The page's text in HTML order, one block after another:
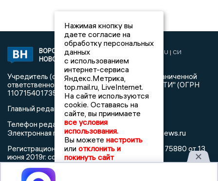
ВОРОНЕЖСКИЕ
НОВОСТИ
2019 © VORONEZHNEWS.RU | СИ
«Воронежские новости»
Учредитель (соучредители): Общество с ограниченной
ответственностью "РЕГИОНАЛЬНЫЕ НОВОСТИ" (ОГРН
1107154017354)
Главный редактор: Пирогов А.А.
Телефон редакции: +7 (473) 262 77 92
Электронная почта редакции:info@voronezhnews.ru
Регистрационный номер: серия Эл № ФС 77 - 75880 от 13
июня 2019г. согласно выписке из реестра
зарегистрированных средств массовой информации
выдана Федеральной службой по надзору в сфере связи,
Нажимая кнопку вы
даете согласие на
обработку персональных
данных
с использованием
интернет-сервиса
Яндекс.Метрика,
top.mail.ru, LiveInternet.
На сайте используются
cookie. Оставаясь на
сайте, вы принимаете
все условия
использования.
Вы можете настроить
или отклонить и
покинуть сайт